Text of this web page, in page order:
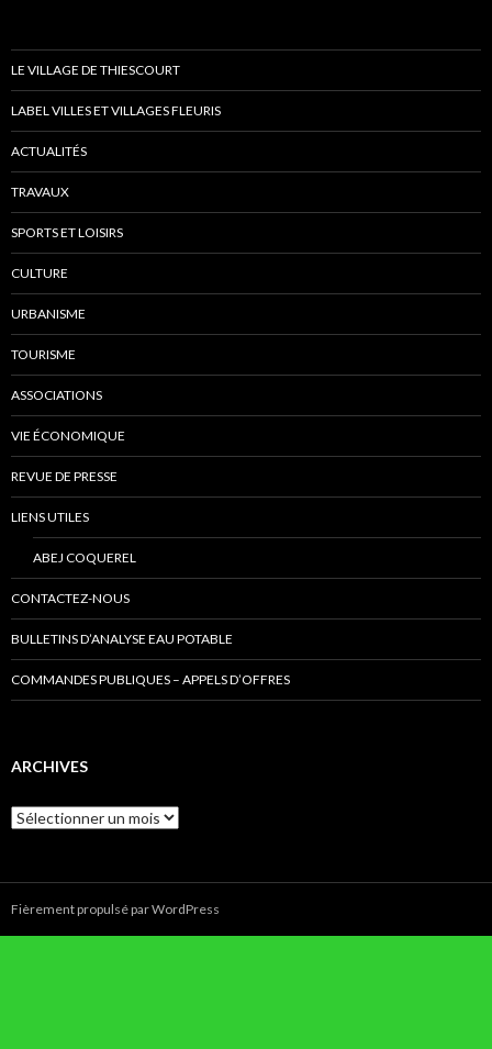
LE VILLAGE DE THIESCOURT
LABEL VILLES ET VILLAGES FLEURIS
ACTUALITÉS
TRAVAUX
SPORTS ET LOISIRS
CULTURE
URBANISME
TOURISME
ASSOCIATIONS
VIE ÉCONOMIQUE
REVUE DE PRESSE
LIENS UTILES
ABEJ COQUEREL
CONTACTEZ-NOUS
BULLETINS D’ANALYSE EAU POTABLE
COMMANDES PUBLIQUES – APPELS D’OFFRES
ARCHIVES
Archives
Fièrement propulsé par WordPress